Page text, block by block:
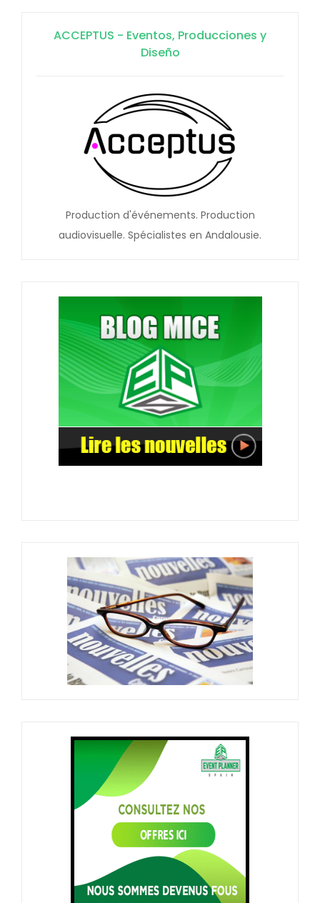
ACCEPTUS - Eventos, Producciones y
Diseño
Production d'événements. Production
audiovisuelle. Spécialistes en Andalousie.